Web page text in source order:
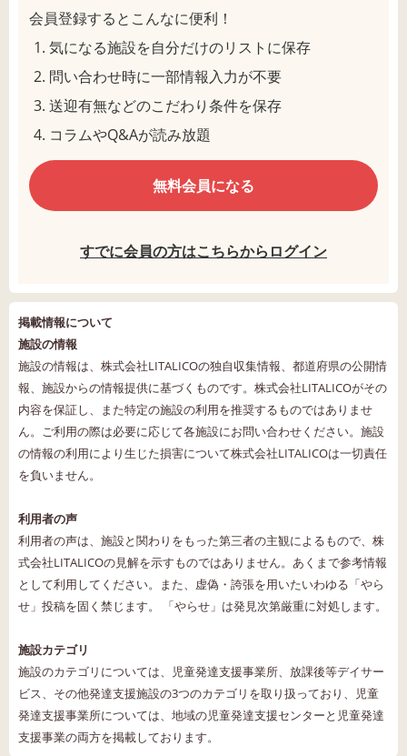
会員登録するとこんなに便利！
気になる施設を自分だけのリストに保存
問い合わせ時に一部情報入力が不要
送迎有無などのこだわり条件を保存
コラムやQ&Aが読み放題
無料会員になる
すでに会員の方はこちらからログイン
掲載情報について
施設の情報
施設の情報は、株式会社LITALICOの独自収集情報、都道府県の公開情
報、施設からの情報提供に基づくものです。株式会社LITALICOがその
内容を保証し、また特定の施設の利用を推奨するものではありませ
ん。ご利用の際は必要に応じて各施設にお問い合わせください。施設
の情報の利用により生じた損害について株式会社LITALICOは一切責任
を負いません。
利用者の声
利用者の声は、施設と関わりをもった第三者の主観によるもので、株
式会社LITALICOの見解を示すものではありません。あくまで参考情報
として利用してください。また、虚偽・誇張を用いたいわゆる「やら
せ」投稿を固く禁じます。 「やらせ」は発見次第厳重に対処します。
施設カテゴリ
施設のカテゴリについては、児童発達支援事業所、放課後等デイサー
ビス、その他発達支援施設の3つのカテゴリを取り扱っており、児童
発達支援事業所については、地域の児童発達支援センターと児童発達
支援事業の両方を掲載しております。